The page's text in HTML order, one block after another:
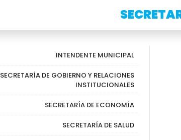
INTENDENTE MUNICIPAL
SECRETARÍA DE GOBIERNO Y RELACIONES
INSTITUCIONALES
SECRETARÍA DE ECONOMÍA
SECRETARÍA DE SALUD